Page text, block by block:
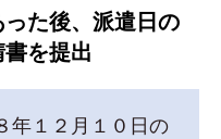
た後、派遣日の
を提出
年１２月１０日の